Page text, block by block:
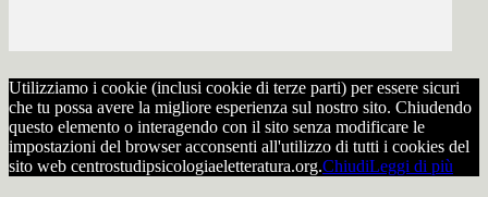
Utilizziamo i cookie (inclusi cookie di terze parti) per essere sicuri
che tu possa avere la migliore esperienza sul nostro sito. Chiudendo
questo elemento o interagendo con il sito senza modificare le
impostazioni del browser acconsenti all'utilizzo di tutti i cookies del
sito web centrostudipsicologiaeletteratura.org.ChiudiLeggi di più